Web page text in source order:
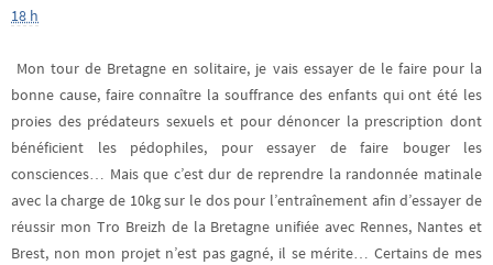
18 h
Mon tour de Bretagne en solitaire, je vais essayer de le faire pour la
bonne cause, faire connaître la souffrance des enfants qui ont été les
proies des prédateurs sexuels et pour dénoncer la prescription dont
bénéficient les pédophiles, pour essayer de faire bouger les
consciences… Mais que c’est dur de reprendre la randonnée matinale
avec la charge de 10kg sur le dos pour l’entraînement afin d’essayer de
réussir mon Tro Breizh de la Bretagne unifiée avec Rennes, Nantes et
Brest, non mon projet n’est pas gagné, il se mérite… Certains de mes